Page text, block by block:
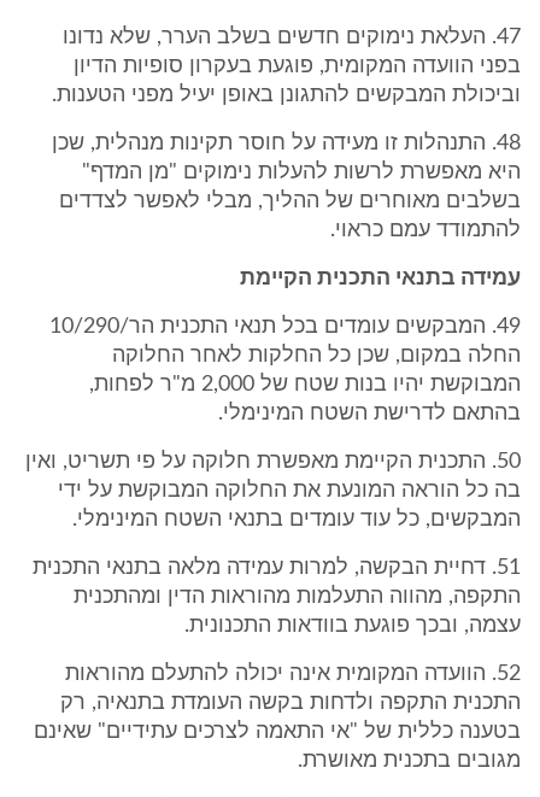
47. העלאת נימוקים חדשים בשלב הערר, שלא נדונו
בפני הוועדה המקומית, פוגעת בעקרון סופיות הדיון
וביכולת המבקשים להתגונן באופן יעיל מפני הטענות.
48. התנהלות זו מעידה על חוסר תקינות מנהלית, שכן
היא מאפשרת לרשות להעלות נימוקים "מן המדף"
בשלבים מאוחרים של ההליך, מבלי לאפשר לצדדים
להתמודד עמם כראוי.
עמידה בתנאי התכנית הקיימת
49. המבקשים עומדים בכל תנאי התכנית הר/10/290
החלה במקום, שכן כל החלקות לאחר החלוקה
המבוקשת יהיו בנות שטח של 2,000 מ"ר לפחות,
בהתאם לדרישת השטח המינימלי.
50. התכנית הקיימת מאפשרת חלוקה על פי תשריט, ואין
בה כל הוראה המונעת את החלוקה המבוקשת על ידי
המבקשים, כל עוד עומדים בתנאי השטח המינימלי.
51. דחיית הבקשה, למרות עמידה מלאה בתנאי התכנית
התקפה, מהווה התעלמות מהוראות הדין ומהתכנית
עצמה, ובכך פוגעת בוודאות התכנונית.
52. הוועדה המקומית אינה יכולה להתעלם מהוראות
התכנית התקפה ולדחות בקשה העומדת בתנאיה, רק
בטענה כללית של "אי התאמה לצרכים עתידיים" שאינם
מגובים בתכנית מאושרת.